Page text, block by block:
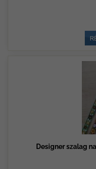
Designer szalag